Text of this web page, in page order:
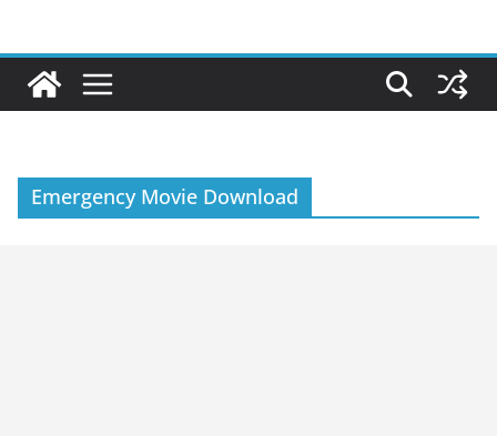
content
Emergency Movie Download